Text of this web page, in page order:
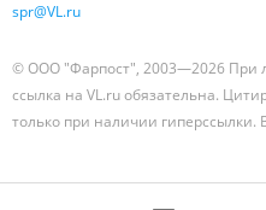
spr@VL.ru
© ООО "Фарпост", 2003—2026 При
ссылка на VL.ru обязательна.
только при наличии